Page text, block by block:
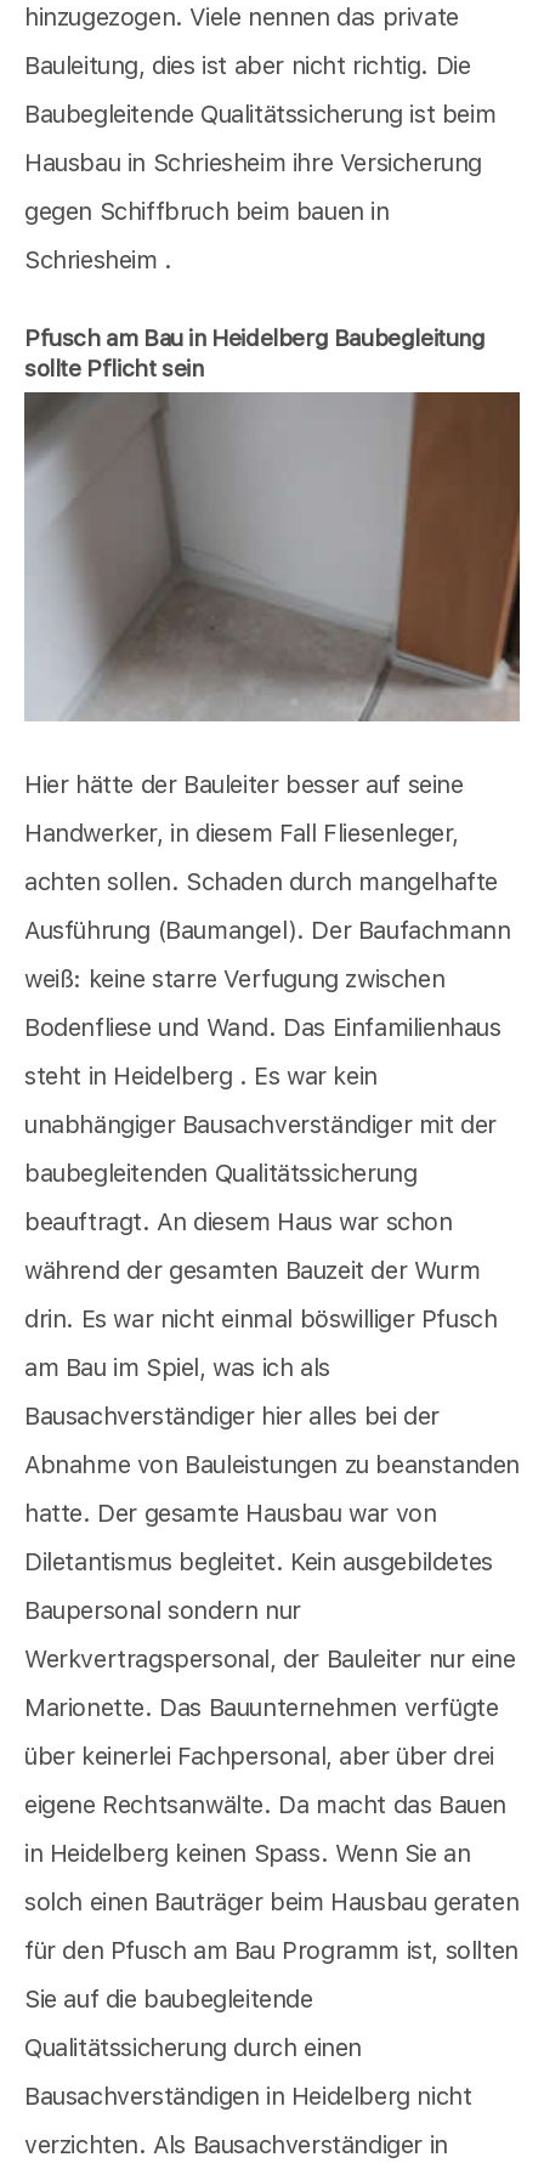
hinzugezogen. Viele nennen das private
Bauleitung, dies ist aber nicht richtig. Die
Baubegleitende Qualitätssicherung ist beim
Hausbau in Schriesheim ihre Versicherung
gegen Schiffbruch beim bauen in
Schriesheim .
Pfusch am Bau in Heidelberg Baubegleitung
sollte Pflicht sein
Hier hätte der Bauleiter besser auf seine
Handwerker, in diesem Fall Fliesenleger,
achten sollen. Schaden durch mangelhafte
Ausführung (Baumangel). Der Baufachmann
weiß: keine starre Verfugung zwischen
Bodenfliese und Wand. Das Einfamilienhaus
steht in Heidelberg . Es war kein
unabhängiger Bausachverständiger mit der
baubegleitenden Qualitätssicherung
beauftragt. An diesem Haus war schon
während der gesamten Bauzeit der Wurm
drin. Es war nicht einmal böswilliger Pfusch
am Bau im Spiel, was ich als
Bausachverständiger hier alles bei der
Abnahme von Bauleistungen zu beanstanden
hatte. Der gesamte Hausbau war von
Diletantismus begleitet. Kein ausgebildetes
Baupersonal sondern nur
Werkvertragspersonal, der Bauleiter nur eine
Marionette. Das Bauunternehmen verfügte
über keinerlei Fachpersonal, aber über drei
eigene Rechtsanwälte. Da macht das Bauen
in Heidelberg keinen Spass. Wenn Sie an
solch einen Bauträger beim Hausbau geraten
für den Pfusch am Bau Programm ist, sollten
Sie auf die baubegleitende
Qualitätssicherung durch einen
Bausachverständigen in Heidelberg nicht
verzichten. Als Bausachverständiger in